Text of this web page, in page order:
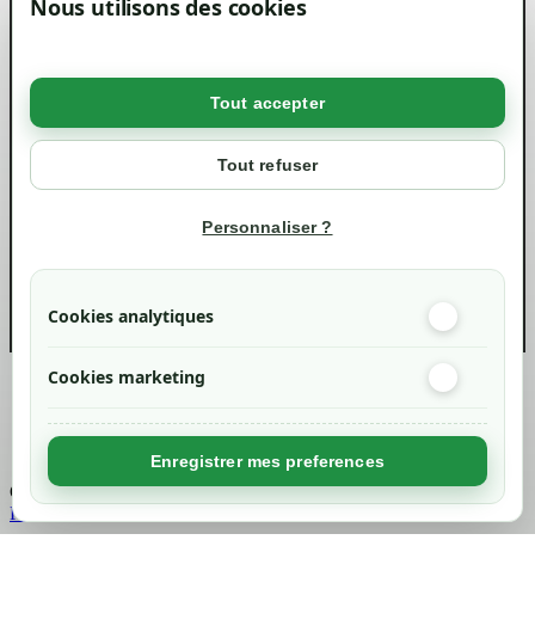
Nous utilisons des cookies
Tout accepter
Tout refuser
Personnaliser ?
Cookies analytiques
Cookies marketing
Enregistrer mes preferences
Mentions légales
Politique de confidentialité RGPD
Votre compte
info@green-tech-shop.com
Created byNageoconcept
Chargement...
Retour en haut